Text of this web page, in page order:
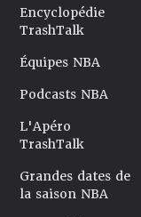
Encyclopédie
TrashTalk
Équipes NBA
Podcasts NBA
L'Apéro
TrashTalk
Grandes dates de
la saison NBA